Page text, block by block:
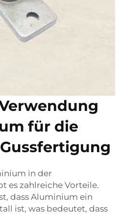
für die
in der
es zahlreiche Vorteile.
dass Aluminium ein
ist, was bedeutet, dass